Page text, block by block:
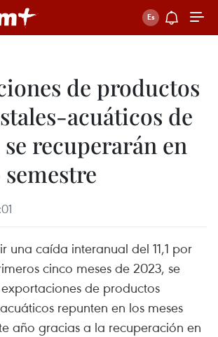
de productos
acuáticos de
recuperarán en
una caída interanual del 11,1 por
cinco meses de 2023, se
de productos
repunten en los meses
año gracias a la recuperación en